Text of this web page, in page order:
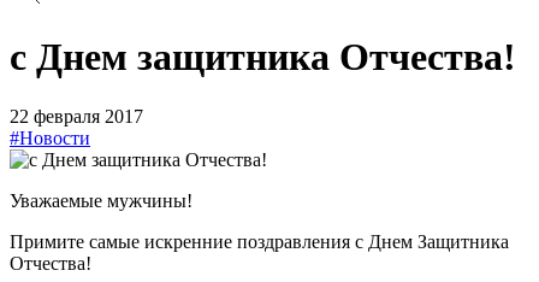
с Днем защитника Отчества!
22 февраля 2017
#Новости
Уважаемые мужчины!
Примите самые искренние поздравления с Днем Защитника
Отчества!